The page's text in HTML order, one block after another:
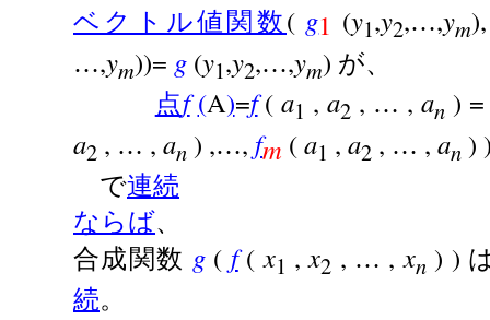
ベクトル値関数( g1 (y1,y2,…,ym
…,ym))= g (y1,y2,…,ym) が、
点f (A)=f (a1 ,a2 , … , an )
a2 , … , an ) ,…, fm (a1 , a2 , … , an )
で連続
ならば、
合成関数 g( f (x1 ,x2 , … ,xn ) )
続。